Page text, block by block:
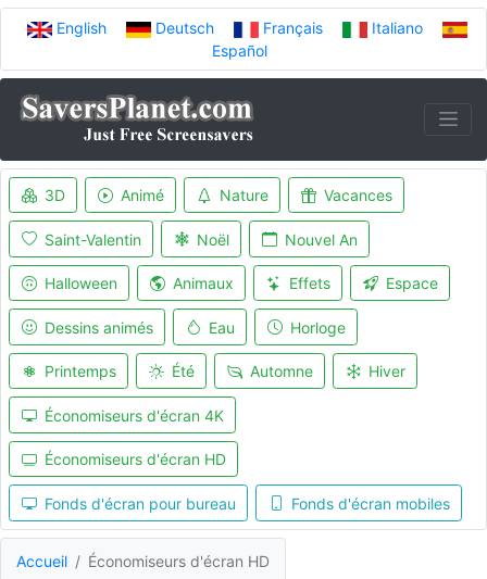
English Deutsch Français
Italiano
Español
3D Animé Nature Vacances
Saint-Valentin Noël Nouvel An
Halloween Animaux Effets Espace
Dessins animés Eau Horloge
Printemps Été Automne Hiver
Économiseurs d'écran 4K
Économiseurs d'écran HD
Fonds d'écran pour bureau Fonds d'écran mobiles
Accueil Économiseurs d'écran HD